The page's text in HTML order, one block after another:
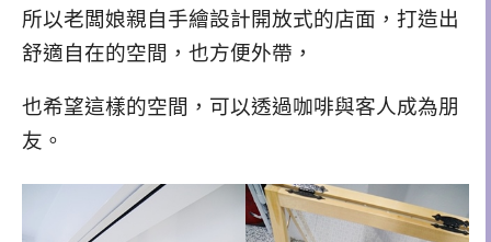
所以老闆娘親自手繪設計開放式的店面，打造出
舒適自在的空間，也方便外帶，
也希望這樣的空間，可以透過咖啡與客人成為朋
友。